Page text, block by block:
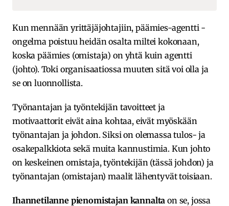
Kun mennään yrittäjäjohtajiin, päämies-agentti -
ongelma poistuu heidän osalta miltei kokonaan,
koska päämies (omistaja) on yhtä kuin agentti
(johto). Toki organisaatiossa muuten sitä voi olla ja
se on luonnollista.
Työnantajan ja työntekijän tavoitteet ja
motivaattorit eivät aina kohtaa, eivät myöskään
työnantajan ja johdon. Siksi on olemassa tulos- ja
osakepalkkiota sekä muita kannustimia. Kun johto
on keskeinen omistaja, työntekijän (tässä johdon) ja
työnantajan (omistajan) maalit lähentyvät toisiaan.
Ihannetilanne pienomistajan kannalta on se, jossa